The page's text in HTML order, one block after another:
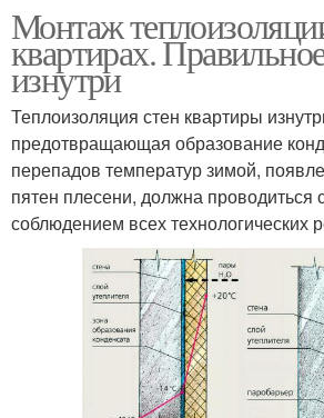
Монтаж
квартирах.
изнутри
Теплоизоляция стен квартиры
предотвращающая образование
перепадов температур зимой,
пятен плесени, должна проводиться
соблюдением всех технологических